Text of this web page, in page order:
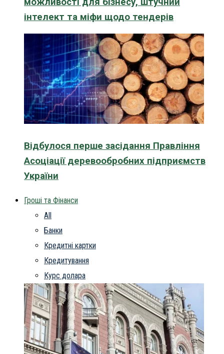
інтелект та міфи щодо тендерів
Відбулося перше засідання Правління
Асоціації деревообробних підприємств
України
Гроші та Фінанси
All
Банки
Кредитні картки
Кредитування
Курс долара